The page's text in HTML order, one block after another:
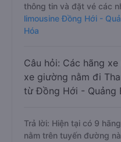
thông tin và đặt vé các
limousine Đồng Hới -
Hóa
Câu hỏi: Các hãng
xe giường nằm đi
từ Đồng Hới - Quảng
Trả lời: Hiện tại có 9
nằm trên tuyến đường